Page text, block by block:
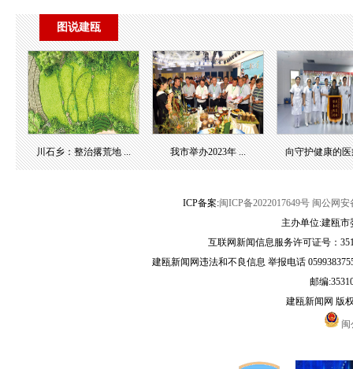
图说建瓯
川石乡：整治撂荒地 ... 我市举办2023年 ... 向守护健康的医
ICP备案:闽ICP备2022017649号 闽公网安
主办单位:建瓯
互联网新闻信息服务许可证号：
建瓯新闻网违法和不良信息 举报电话
邮编
建瓯新闻网 版
闽